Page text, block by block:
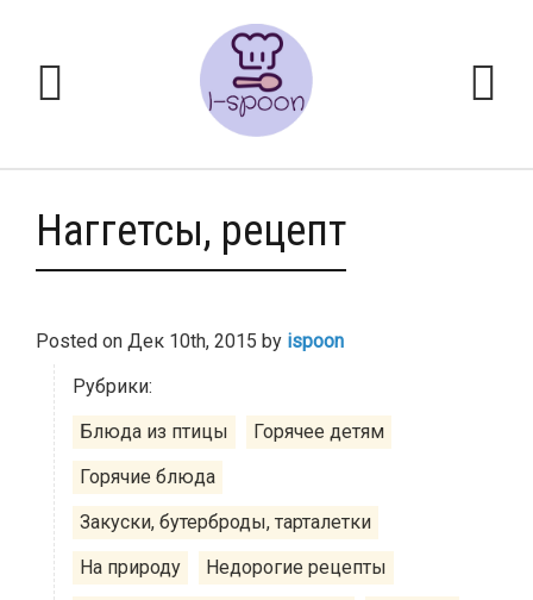
Наггетсы, рецепт
Posted on Дек 10th, 2015 by ispoon
Рубрики:
Блюда из птицы
Горячее детям
Горячие блюда
Закуски, бутерброды, тарталетки
На природу
Недорогие рецепты